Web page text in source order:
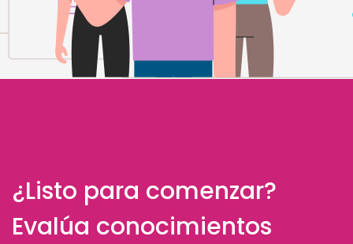
¿Listo para comenzar?
Evalúa conocimientos